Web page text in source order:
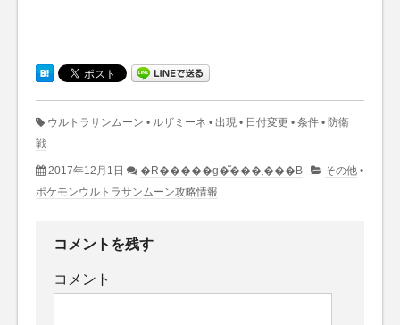
ウルトラサンムーン • ルザミーネ • 出現 • 日付変更 • 条件 • 防衛
戦
2017年12月1日 �R�����g�͂���܂���B その他 •
ポケモンウルトラサンムーン攻略情報
コメントを残す
コメント